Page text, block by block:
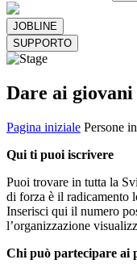
JOBLINE
SUPPORTO
Dare ai
Pagina iniziale Persone
Qui ti puoi iscrivere
Puoi trovare in tutta la
di forza è il radicamento
Inserisci qui il numero
l’organizzazione
Chi può partecipare ai